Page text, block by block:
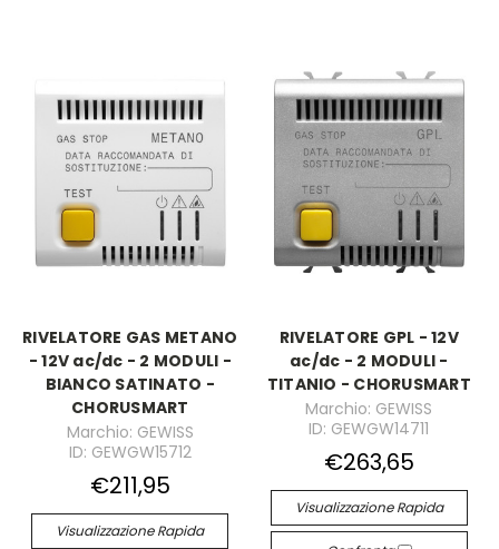
RIVELATORE GAS METANO
- 12V ac/dc - 2 MODULI -
BIANCO SATINATO -
CHORUSMART
Marchio: GEWISS
ID: GEWGW15712
€211,95
Visualizzazione Rapida
RIVELATORE GPL - 12V
ac/dc - 2 MODULI -
TITANIO - CHORUSMART
Marchio: GEWISS
ID: GEWGW14711
€263,65
Visualizzazione Rapida